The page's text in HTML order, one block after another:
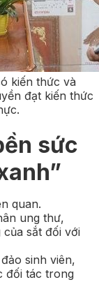
kiến thức và
đạt kiến thức
sức
quan.
ung thư,
sắt đối với
sinh viên,
đối tác trong